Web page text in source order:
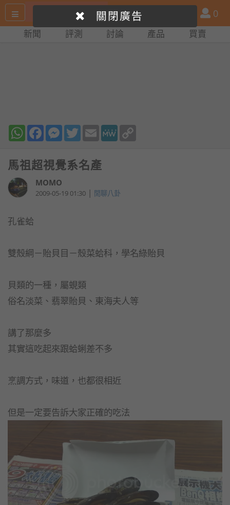
尋
產
品
比
會
員
0
新聞 評測 討論 產品 買賣
WhatsAppFacebookMessenger
TwitterEmail MeWe
馬祖超視覺系名產
MOMO
2009-05-19 01:30 | 閒聊八卦
孔雀蛤
雙殼綱－貽貝目－殼菜蛤科，學名綠貽貝
貝類的一種，屬蜆類
俗名淡菜、翡翠貽貝、東海夫人等
講了那麼多
其實這吃起來跟蛤蜊差不多
烹調方式，味道，也都很相近
但是一定要告訴大家正確的吃法
關閉廣告